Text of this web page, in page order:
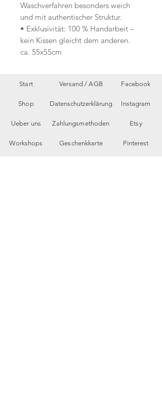
Waschverfahren besonders weich
und mit authentischer Struktur.
• Exklusivität: 100 % Handarbeit –
kein Kissen gleicht dem anderen.
ca. 55x55cm
Start
Shop
Ueber uns
Workshops
Versand /AGB
Datenschutzerklärung
Zahlungsmethoden
Geschenkkarte
Facebook
Instagram
Etsy
Pinterest